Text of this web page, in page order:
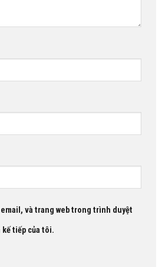
và trang web trong trình duyệt
tiếp của tôi.